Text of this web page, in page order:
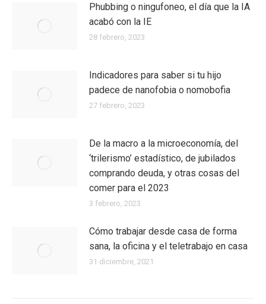
Phubbing​ o ningufoneo, el día que la IA
acabó con la IE
28 febrero, 2023
Indicadores para saber si tu hijo
padece de nanofobia o nomobofia
27 febrero, 2023
De la macro a la microeconomía, del
‘trilerismo’ estadístico, de jubilados
comprando deuda, y otras cosas del
comer para el 2023
3 febrero, 2023
Cómo trabajar desde casa de forma
sana, la oficina y el teletrabajo en casa
31 diciembre, 2021